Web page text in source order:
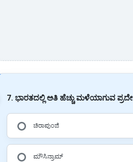
7. ಭಾರತದಲ್ಲಿ ಅತಿ ಹೆಚ್ಚು ಮಳೆಯಾಗುವ
ಚಿರಾಪುಂಜಿ
ಮೌಸಿನ್ರಾಮ್